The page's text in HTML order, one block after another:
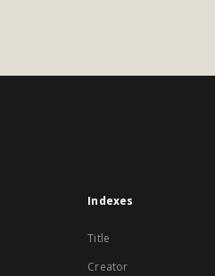
Indexes
Title
Creator